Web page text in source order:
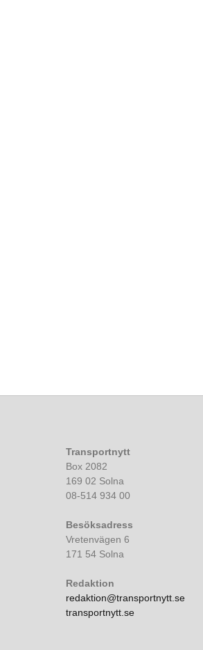
Transportnytt
Box 2082
169 02 Solna
08-514 934 00
Besöksadress
Vretenvägen 6
171 54 Solna
Redaktion
redaktion@transportnytt.se
transportnytt.se